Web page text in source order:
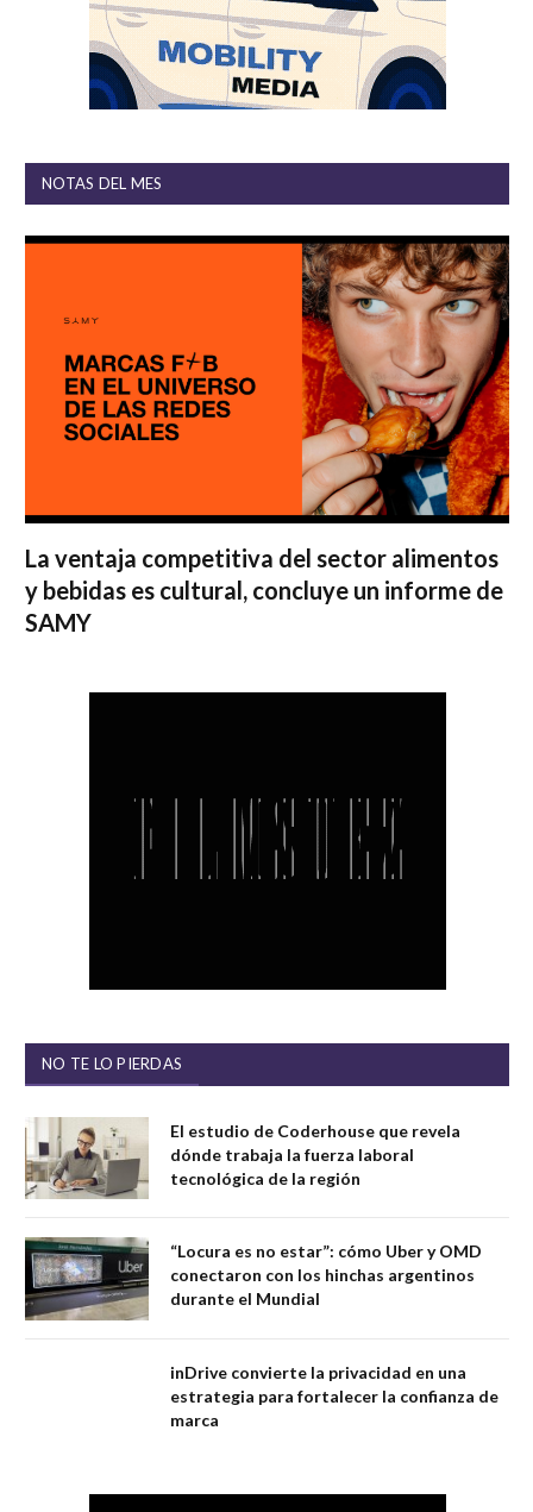
NOTAS DEL MES
La ventaja competitiva del sector alimentos
y bebidas es cultural, concluye un informe de
SAMY
NO TE LO PIERDAS
El estudio de Coderhouse que revela
dónde trabaja la fuerza laboral
tecnológica de la región
“Locura es no estar”: cómo Uber y OMD
conectaron con los hinchas argentinos
durante el Mundial
inDrive convierte la privacidad en una
estrategia para fortalecer la confianza de
marca